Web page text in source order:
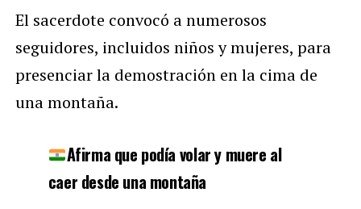
El sacerdote convocó a numerosos
seguidores, incluidos niños y mujeres, para
presenciar la demostración en la cima de
una montaña.
Afirma que podía volar y muere al
caer desde una montaña